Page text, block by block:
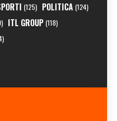
(125) POLITICA (124)
ITL GROUP (118)